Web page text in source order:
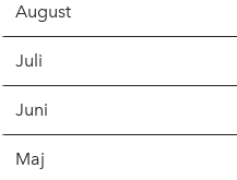
August
Juli
Juni
Maj